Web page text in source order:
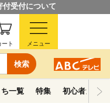
受付について
検索
ート メニュー
ち一覧 特集 初心者ガイド